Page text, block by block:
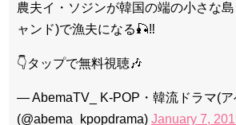
農夫イ・ソジンが韓国の端の小さな
ャンド)で漁夫になる🎣‼
👇タップで無料視聴🎶
— AbemaTV_ K-POP・韓流ドラマ(ア
(@abema_kpopdrama) January 7,